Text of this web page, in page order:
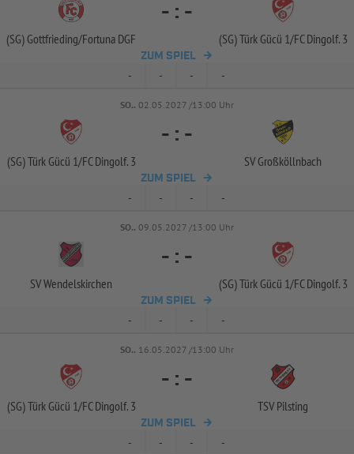
(SG) Gottfrieding/Fortuna DGF
- : -
(SG) Türk Gücü 1/FC Dingolf. 3
ZUM SPIEL
- - - -
SO.. 02.05.2027 /13:00 Uhr
(SG) Türk Gücü 1/FC Dingolf. 3
- : -
SV Großköllnbach
ZUM SPIEL
- - - -
SO.. 09.05.2027 /13:00 Uhr
SV Wendelskirchen
- : -
(SG) Türk Gücü 1/FC Dingolf. 3
ZUM SPIEL
- - - -
SO.. 16.05.2027 /13:00 Uhr
(SG) Türk Gücü 1/FC Dingolf. 3
- : -
TSV Pilsting
ZUM SPIEL
- - - -